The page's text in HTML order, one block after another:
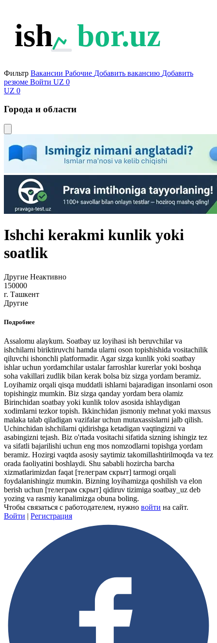
ish bor.uz
Фильтр Вакансии Рабочие Добавить вакансию Добавить
резюме Войти UZ 0
UZ 0
Города и области
Ishchi kerakmi kunlik yoki
soatlik
Другие Неактивно
150000
г. Ташкент
Другие
Подробнее
Assalomu alaykum. Soatbay uz loyihasi ish beruvchilar va
ishchilarni biriktiruvchi hamda ularni oson topishishida vositachilik
qiluvchi ishonchli platformadir. Agar sizga kunlik yoki soatbay
ishlar uchun yordamchilar ustalar farroshlar kurerlar yoki boshqa
soha vakillari zudlik bilan kerak bolsa biz sizga yordam beramiz.
Loyihamiz orqali qisqa muddatli ishlarni bajaradigan insonlarni oson
topishingiz mumkin. Biz sizga qanday yordam bera olamiz
Birinchidan soatbay yoki kunlik tolov asosida ishlaydigan
xodimlarni tezkor topish. Ikkinchidan jismoniy mehnat yoki maxsus
malaka talab qiladigan vazifalar uchun mutaxassislarni jalb qilish.
Uchinchidan ishchilarni qidirishga ketadigan vaqtingizni va
asabingizni tejash. Biz o'rtada vositachi sifatida sizning ishingiz tez
va sifatli bajarilishi uchun eng mos nomzodlarni topishga yordam
beramiz. Hozirgi vaqtda asosiy saytimiz takomillashtirilmoqda va tez
orada faoliyatini boshlaydi. Shu sababli hozircha barcha
xizmatlarimizdan faqat [телеграм скрыт] tarmogi orqali
foydalanishingiz mumkin. Bizning loyihamizga qoshilish va elon
berish uchun [телеграм скрыт] qidiruv tizimiga soatbay_uz deb
yozing va rasmiy kanalimizga obuna boling.
Чтобы связаться с работодателем, нужно войти на сайт.
Войти | Регистрация